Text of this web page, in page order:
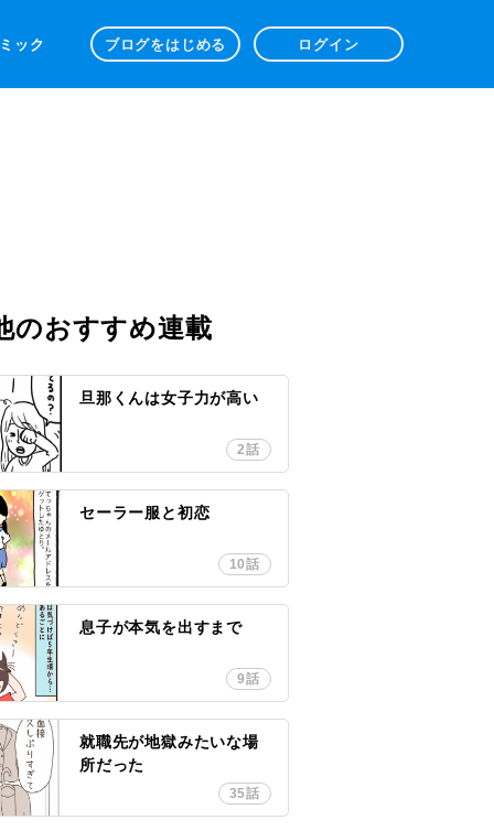
ック ブログをはじめる ログイン
のおすすめ連載
旦那くんは女子力が高い
2話
セーラー服と初恋
10話
息子が本気を出すまで
9話
就職先が地獄みたいな場
所だった
35話